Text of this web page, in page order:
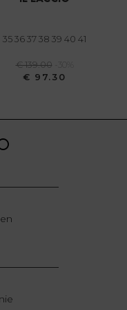
media e per
il nostro sito con i
combinarle
loro o che hanno
35 36 37 38 39 40 41
€ 139.00
-30%
€ 97.30